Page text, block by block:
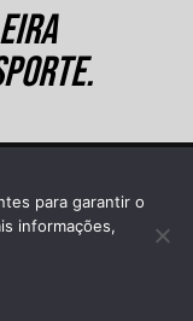
para garantir o
informações,